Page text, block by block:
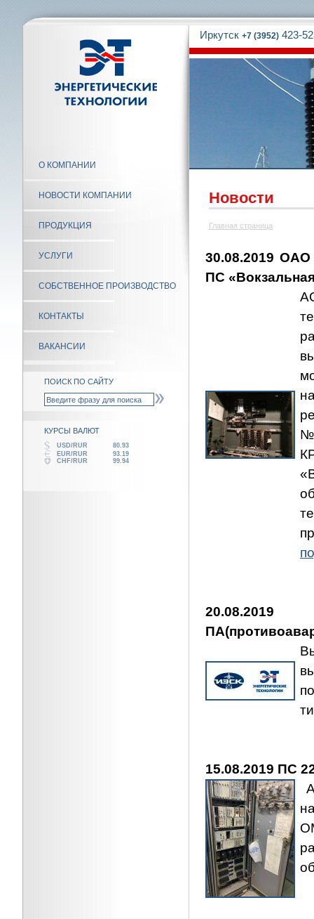
О КОМПАНИИ
НОВОСТИ КОМПАНИИ
ПРОДУКЦИЯ
УСЛУГИ
СОБСТВЕННОЕ ПРОИЗВОДСТВО
КОНТАКТЫ
ВАКАНСИИ
ПОИСК ПО САЙТУ
КУРСЫ ВАЛЮТ
USD/RUR
80.93
EUR/RUR
93.19
CHF/RUR
99.94
Иркутск +7 (3952) 423-
Новости
Главная страница
30.08.2019
ПС
15.08.2019 ПС